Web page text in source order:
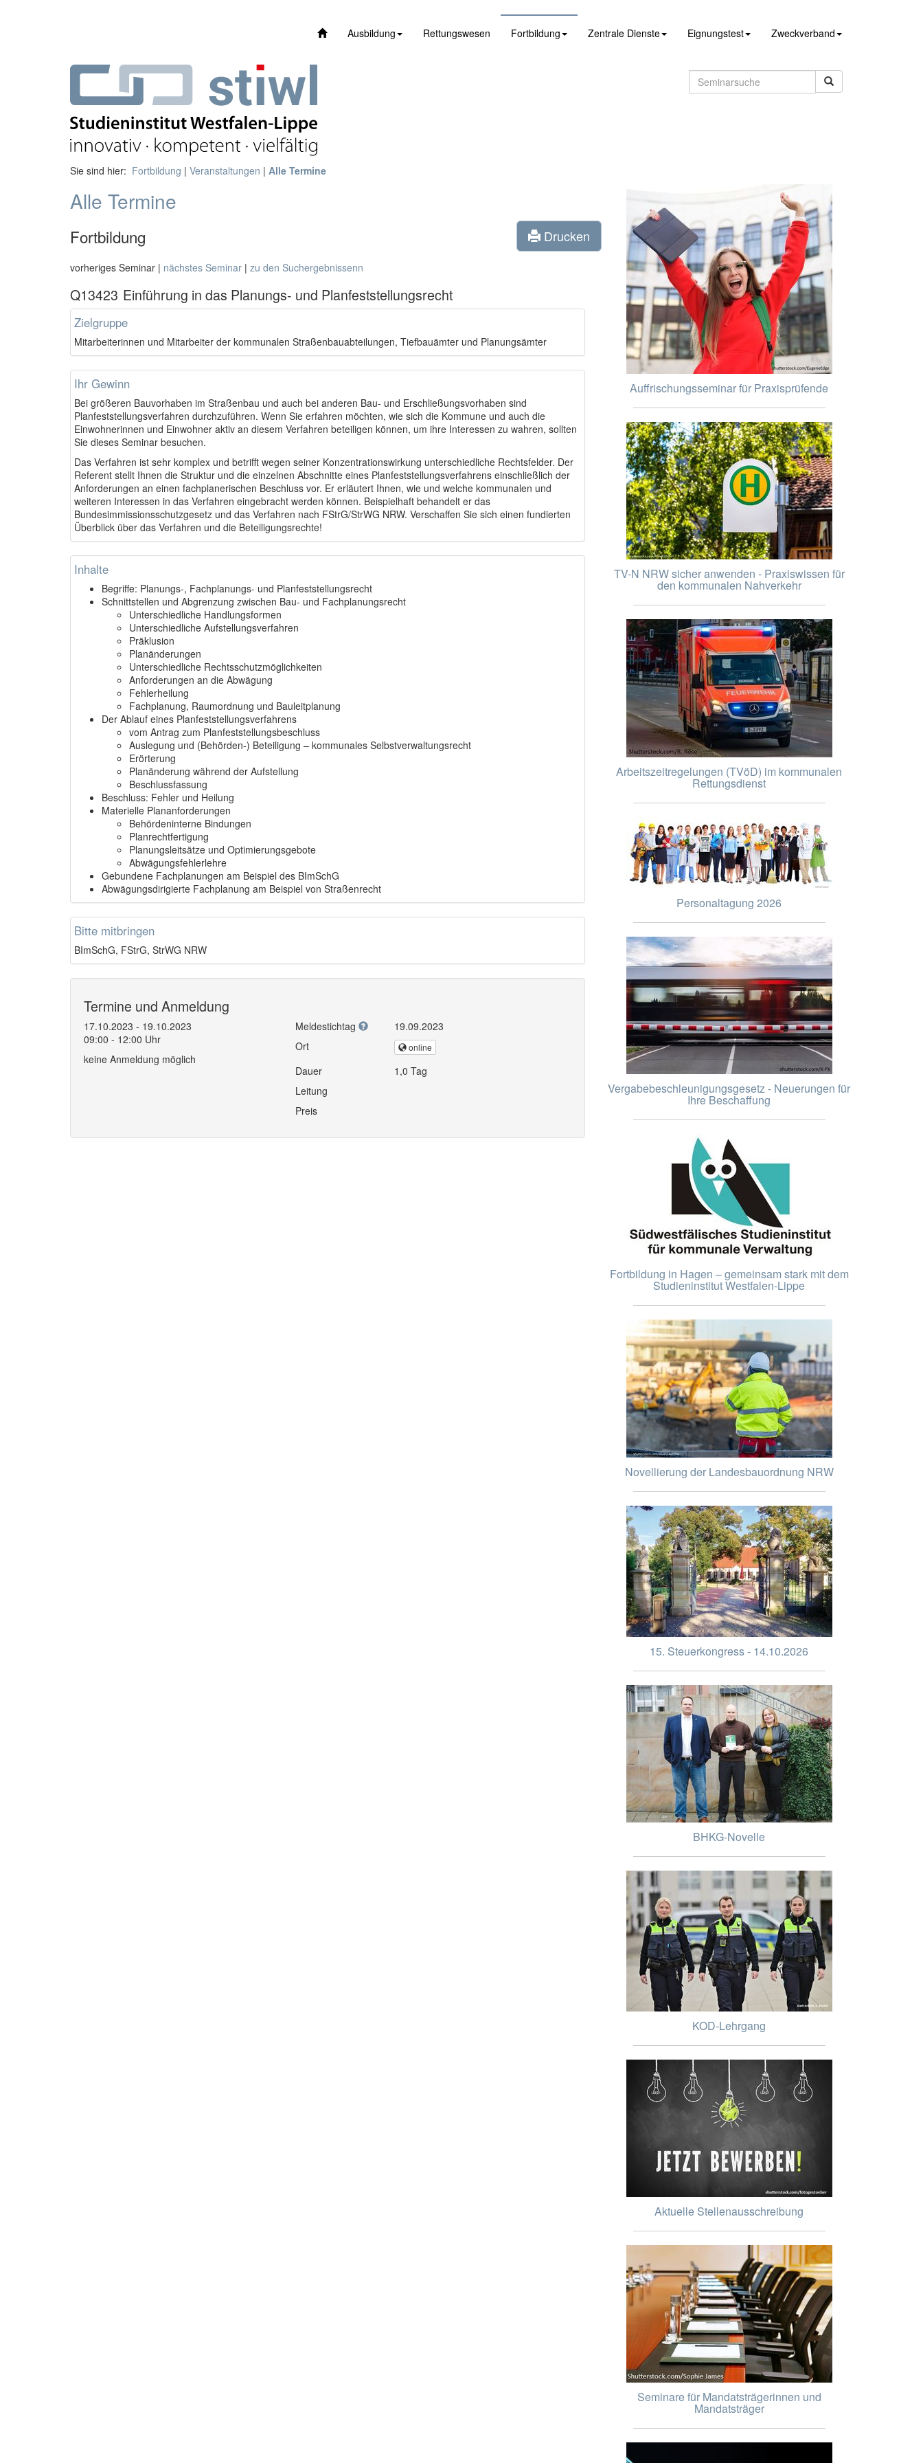
Ausbildung Rettungswesen Fortbildung Zentrale Dienste Eignungstest Zweckverband
Sie sind hier: Fortbildung | Veranstaltungen | Alle Termine
Alle Termine
Fortbildung Drucken
vorheriges Seminar | nächstes Seminar | zu den Suchergebnissenn
Q13423 Einführung in das Planungs- und Planfeststellungsrecht
Zielgruppe
Mitarbeiterinnen und Mitarbeiter der kommunalen Straßenbauabteilungen, Tiefbauämter und Planungsämter
Ihr Gewinn
Bei größeren Bauvorhaben im Straßenbau und auch bei anderen Bau- und Erschließungsvorhaben sind
Planfeststellungsverfahren durchzuführen. Wenn Sie erfahren möchten, wie sich die Kommune und auch die
Einwohnerinnen und Einwohner aktiv an diesem Verfahren beteiligen können, um ihre Interessen zu wahren, sollten
Sie dieses Seminar besuchen.
Das Verfahren ist sehr komplex und betrifft wegen seiner Konzentrationswirkung unterschiedliche Rechtsfelder. Der
Referent stellt Ihnen die Struktur und die einzelnen Abschnitte eines Planfeststellungsverfahrens einschließlich der
Anforderungen an einen fachplanerischen Beschluss vor. Er erläutert Ihnen, wie und welche kommunalen und
weiteren Interessen in das Verfahren eingebracht werden können. Beispielhaft behandelt er das
Bundesimmissionsschutzgesetz und das Verfahren nach FStrG/StrWG NRW. Verschaffen Sie sich einen fundierten
Überblick über das Verfahren und die Beteiligungsrechte!
Inhalte
Begriffe: Planungs-, Fachplanungs- und Planfeststellungsrecht
Schnittstellen und Abgrenzung zwischen Bau- und Fachplanungsrecht
Unterschiedliche Handlungsformen
Unterschiedliche Aufstellungsverfahren
Präklusion
Planänderungen
Unterschiedliche Rechtsschutzmöglichkeiten
Anforderungen an die Abwägung
Fehlerheilung
Fachplanung, Raumordnung und Bauleitplanung
Der Ablauf eines Planfeststellungsverfahrens
vom Antrag zum Planfeststellungsbeschluss
Auslegung und (Behörden-) Beteiligung – kommunales Selbstverwaltungsrecht
Erörterung
Planänderung während der Aufstellung
Beschlussfassung
Beschluss: Fehler und Heilung
Materielle Plananforderungen
Behördeninterne Bindungen
Planrechtfertigung
Planungsleitsätze und Optimierungsgebote
Abwägungsfehlerlehre
Gebundene Fachplanungen am Beispiel des BImSchG
Abwägungsdirigierte Fachplanung am Beispiel von Straßenrecht
Bitte mitbringen
BImSchG, FStrG, StrWG NRW
Termine und Anmeldung
17.10.2023 - 19.10.2023
09:00 - 12:00 Uhr
keine Anmeldung möglich
Meldestichtag
19.09.2023
Ort
online
Dauer
1,0 Tag
Leitung
Preis
Auffrischungsseminar für Praxisprüfende
TV-N NRW sicher anwenden - Praxiswissen für
den kommunalen Nahverkehr
Arbeitszeitregelungen (TVöD) im kommunalen
Rettungsdienst
Personaltagung 2026
Vergabebeschleunigungsgesetz - Neuerungen für
Ihre Beschaffung
Fortbildung in Hagen – gemeinsam stark mit dem
Studieninstitut Westfalen-Lippe
Novellierung der Landesbauordnung NRW
15. Steuerkongress - 14.10.2026
BHKG-Novelle
KOD-Lehrgang
Aktuelle Stellenausschreibung
Seminare für Mandatsträgerinnen und
Mandatsträger